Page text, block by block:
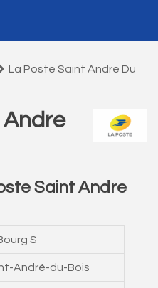
La Poste Saint Andre Du
Andre
Saint Andre
S
André-du-Bois